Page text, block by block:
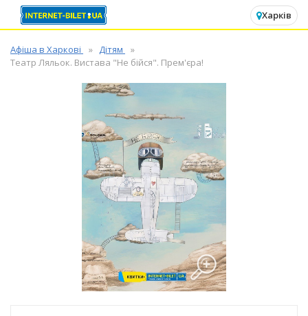
Харків
Афіша в Харкові
Дітям
Театр Ляльок. Вистава "Не бійся". Прем'єра!